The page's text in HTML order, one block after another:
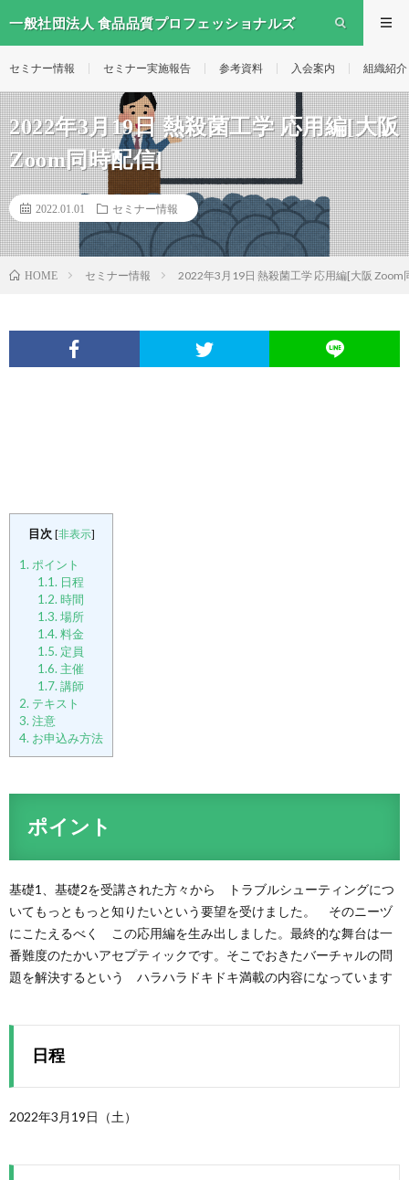
一般社団法人 食品品質プロフェッショナルズ
セミナー情報 セミナー実施報告 参考資料 入会案内 組織紹介
2022年3月19日 熱殺菌工学 応用編[大阪
Zoom同時配信]
2022.01.01 セミナー情報
HOME セミナー情報 2022年3月19日 熱殺菌工学 応用編[大阪 Zoom
目次 [非表示]
1. ポイント
1.1. 日程
1.2. 時間
1.3. 場所
1.4. 料金
1.5. 定員
1.6. 主催
1.7. 講師
2. テキスト
3. 注意
4. お申込み方法
ポイント
基礎1、基礎2を受講された方々から トラブルシューティングにつ
いてもっともっと知りたいという要望を受けました。 そのニーヅ
にこたえるべく この応用編を生み出しました。最終的な舞台は一
番難度のたかいアセプティックです。そこでおきたバーチャルの問
題を解決するという ハラハラドキドキ満載の内容になっています
日程
2022年3月19日（土）